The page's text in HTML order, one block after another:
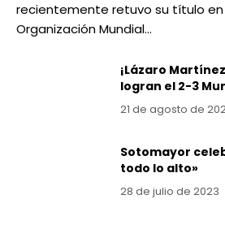
recientemente retuvo su título
Organización Mundial…
¡Lázaro
logran el 2-3
21 de agosto de
Sotomayor
todo lo alto»
28 de julio de 2023